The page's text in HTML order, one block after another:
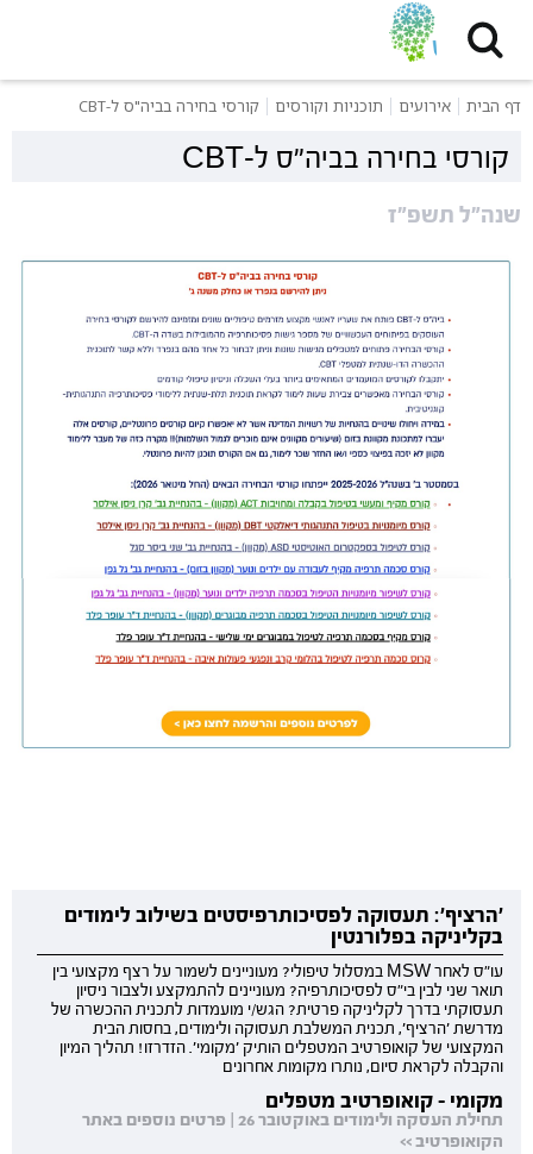
דף הבית אירועים תוכניות וקורסים קורסי בחירה בביה"ס ל-CBT
קורסי בחירה בביה"ס ל-CBT
שנה"ל תשפ"ז
'הרציף': תעסוקה לפסיכותרפיסטים בשילוב לימודים
בקליניקה בפלורנטין
עו"ס לאחר MSW במסלול טיפולי? מעוניינים לשמור על רצף מקצועי בין
תואר שני לבין בי"ס לפסיכותרפיה? מעוניינים להתמקצע ולצבור ניסיון
תעסוקתי בדרך לקליניקה פרטית? הגש/י מועמדות לתכנית ההכשרה של
מדרשת 'הרציף', תכנית המשלבת תעסוקה ולימודים, בחסות הבית
המקצועי של קואופרטיב המטפלים הותיק 'מקומי'. הזדרזו! תהליך המיון
והקבלה לקראת סיום, נותרו מקומות אחרונים
מקומי - קואופרטיב מטפלים
תחילת העסקה ולימודים באוקטובר 26 | פרטים נוספים באתר
הקואופרטיב >>